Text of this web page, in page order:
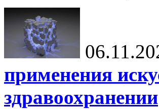
применения
здравоохранении